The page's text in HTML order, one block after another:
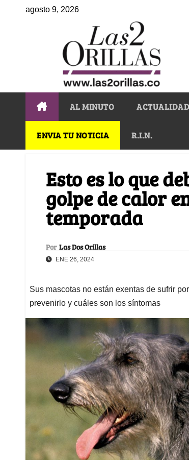
agosto 9, 2026
AL MINUTO ACTUALIDAD
ENVIA TU NOTICIA R.I.N.
Esto es lo que
golpe de calor
temporada
Por Las Dos Orillas
ENE 26, 2024
Sus mascotas no están exentas de sufrir
prevenirlo y cuáles son los síntomas